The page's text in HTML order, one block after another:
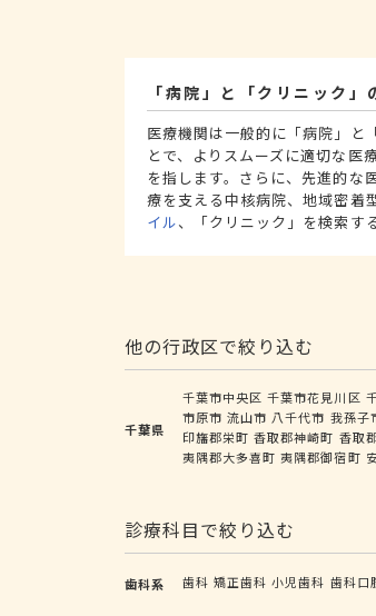
「病院」と「クリニック」
医療機関は一般的に「病院」と
とで、よりスムーズに適切な医
を指します。さらに、先進的な
療を支える中核病院、地域密着
イル、「クリニック」を検索す
他の行政区で絞り込む
千葉県
千葉市中央区 千葉市花見川区
市原市 流山市 八千代市 我孫子
印旛郡栄町 香取郡神崎町 香取
夷隅郡大多喜町 夷隅郡御宿町
診療科目で絞り込む
歯科系 歯科 矯正歯科 小児歯科 歯科口